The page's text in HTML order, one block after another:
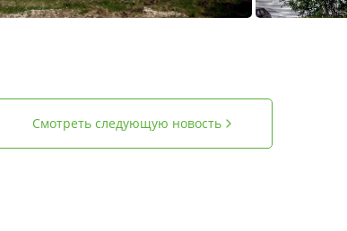
Смотреть следующую новость